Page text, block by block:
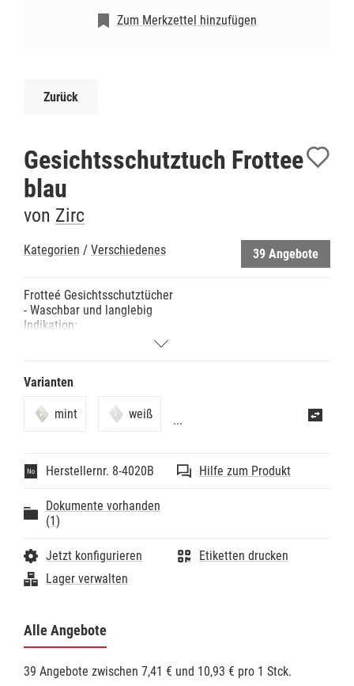
Zum Merkzettel hinzufügen
Zurück
Gesichtsschutztuch Frottee
blau
von Zirc
Kategorien / Verschiedenes 39 Angebote
Frotteé Gesichtsschutztücher
- Waschbar und langlebig
Indikation:
- Schützt Ihre Patienten sicher vor Staub und Spray
- Gazeteil ermöglicht dem Patienten freie Sicht
Varianten
mint weiß ...
Herstellernr. 8-4020B Hilfe zum Produkt
Dokumente vorhanden
(1)
Jetzt konfigurieren
Lager verwalten
Etiketten drucken
Alle Angebote
39 Angebote zwischen 7,41 € und 10,93 € pro 1 Stck.